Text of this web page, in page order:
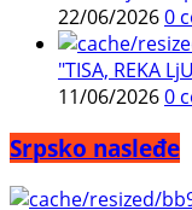
22/06/20260
"TISA, REKA
11/06/20260
Srpsko nasleđe